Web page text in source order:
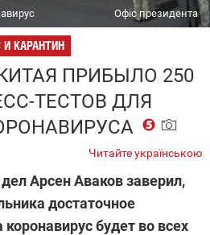
Офіс президента
И КАРАНТИН
ПРИБЫЛО 250
ТЕСТОВ ДЛЯ
Читайте українською
Арсен Аваков заверил,
достаточное
коронавирус будет во всех